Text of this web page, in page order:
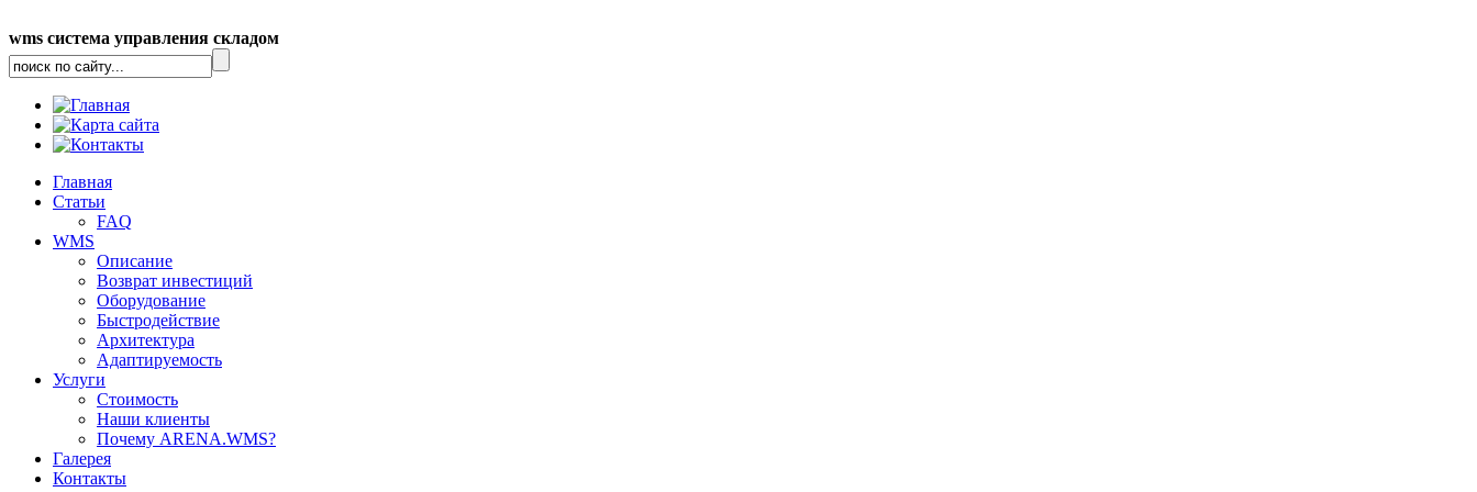
wms система управления складом
Главная
Статьи
FAQ
WMS
Описание
Возврат инвестиций
Оборудование
Быстродействие
Архитектура
Адаптируемость
Услуги
Стоимость
Наши клиенты
Почему ARENA.WMS?
Галерея
Контакты